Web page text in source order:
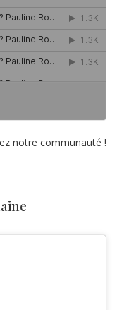
notre communauté !